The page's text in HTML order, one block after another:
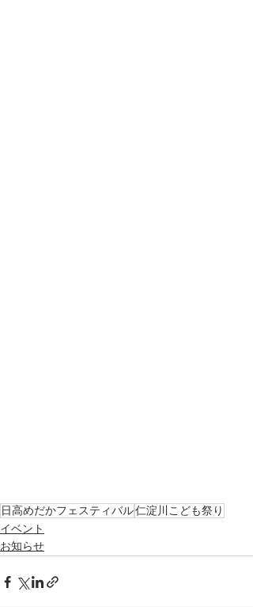
日高めだかフェスティバル仁淀川こども祭り
イベント
お知らせ